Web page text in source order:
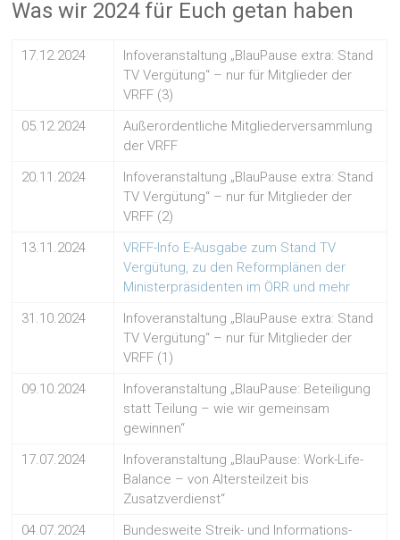
Was wir 2024 für Euch getan haben
17.12.2024
Infoveranstaltung „BlauPause extra: Stand
TV Vergütung“ – nur für Mitglieder der
VRFF (3)
05.12.2024
Außerordentliche Mitgliederversammlung
der VRFF
20.11.2024
Infoveranstaltung „BlauPause extra: Stand
TV Vergütung“ – nur für Mitglieder der
VRFF (2)
13.11.2024
VRFF-Info E-Ausgabe zum Stand TV
Vergütung, zu den Reformplänen der
Ministerpräsidenten im ÖRR und mehr
31.10.2024
Infoveranstaltung „BlauPause extra: Stand
TV Vergütung“ – nur für Mitglieder der
VRFF (1)
09.10.2024
Infoveranstaltung „BlauPause: Beteiligung
statt Teilung – wie wir gemeinsam
gewinnen“
17.07.2024
Infoveranstaltung „BlauPause: Work-Life-
Balance – von Altersteilzeit bis
Zusatzverdienst“
04.07.2024
Bundesweite Streik- und Informations-